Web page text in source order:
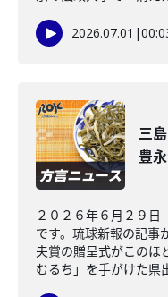
2026.07.01 |
三
豊
２０２６年６月２９
です。琉球新報の記事
夫賞の贈呈式がこのほ
むるち」を手がけた県